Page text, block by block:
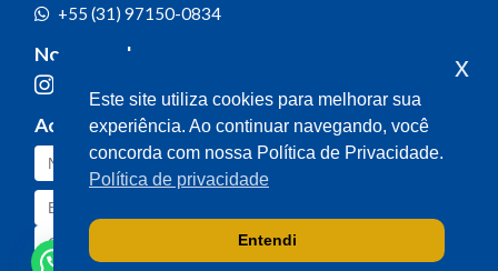
+55 (31) 97150-0834
Nossas redes
Acompanhe o meu mandato
Este site utiliza cookies para melhorar sua
experiência. Ao continuar navegando, você
concorda com nossa Política de Privacidade.
Política de privacidade
Entendi
x